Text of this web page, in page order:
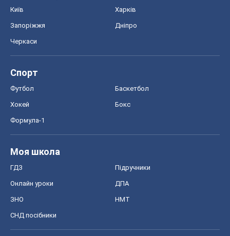
Київ Харків
Запоріжжя Дніпро
Черкаси
Спорт
Футбол Баскетбол
Хокей Бокс
Формула-1
Моя школа
ГДЗ Підручники
Онлайн уроки ДПА
ЗНО НМТ
СНД посібники